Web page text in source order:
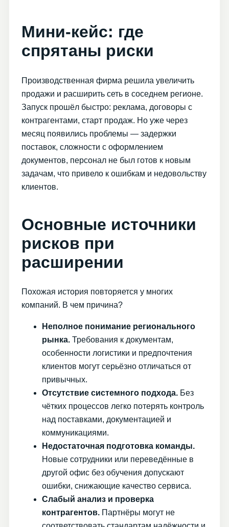
Мини-кейс: где
спрятаны риски
Производственная фирма решила увеличить
продажи и расширить сеть в соседнем регионе.
Запуск прошёл быстро: реклама, договоры с
контрагентами, старт продаж. Но уже через
месяц появились проблемы — задержки
поставок, сложности с оформлением
документов, персонал не был готов к новым
задачам, что привело к ошибкам и недовольству
клиентов.
Основные источники
рисков при
расширении
Похожая история повторяется у многих
компаний. В чем причина?
Неполное понимание регионального
рынка. Требования к документам,
особенности логистики и предпочтения
клиентов могут серьёзно отличаться от
привычных.
Отсутствие системного подхода. Без
чётких процессов легко потерять контроль
над поставками, документацией и
коммуникациями.
Недостаточная подготовка команды.
Новые сотрудники или переведённые в
другой офис без обучения допускают
ошибки, снижающие качество сервиса.
Слабый анализ и проверка
контрагентов. Партнёры могут не